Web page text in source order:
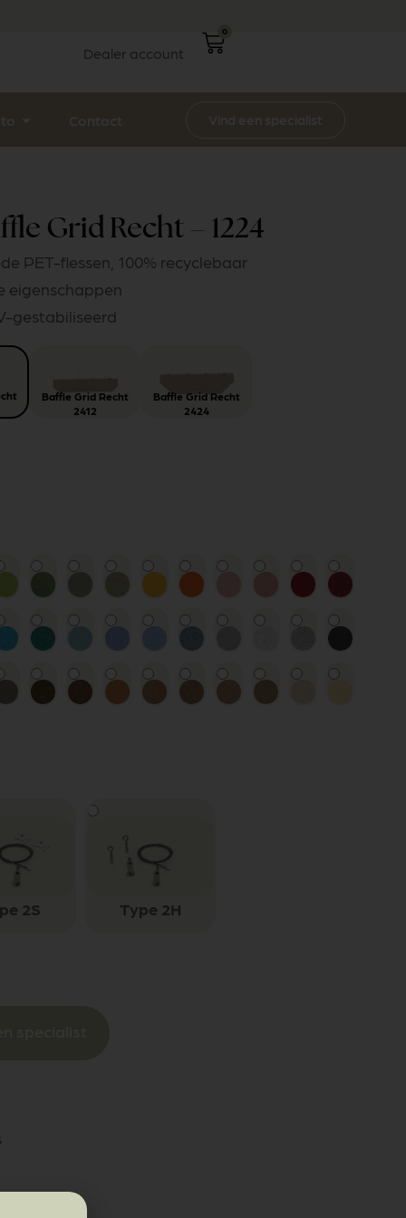
Dealer account
0
Grid Recht – 1224
PET-flessen, 100% recyclebaar
eigenschappen
gestabiliseerd
Baffle Grid Recht
2412
Baffle Grid Recht
2424
2S Type 2H